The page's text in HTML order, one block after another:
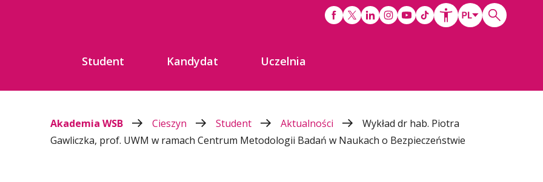
Student Kandydat Uczelnia
Akademia WSB Cieszyn Student Aktualności
Wykład dr hab. Piotra
Gawliczka, prof. UWM w ramach Centrum Metodologii Badań w Naukach o Bezpieczeństwie